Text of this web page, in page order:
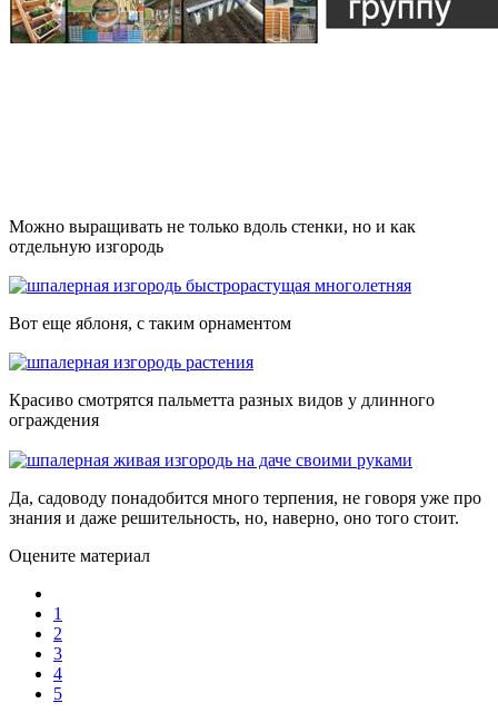
Можно выращивать не только вдоль стенки, но и как
отдельную изгородь
Вот еще яблоня, с таким орнаментом
Красиво смотрятся пальметта разных видов у длинного
ограждения
Да, садоводу понадобится много терпения, не говоря уже про
знания и даже решительность, но, наверно, оно того стоит.
Оцените материал
1
2
3
4
5